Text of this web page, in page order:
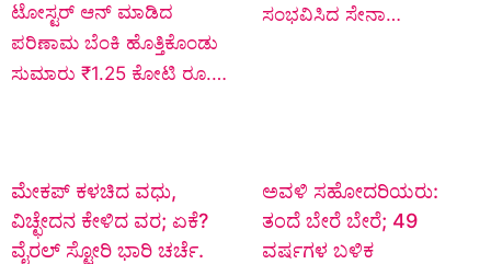
ಟೋಸ್ಟರ್ ಆನ್ ಮಾಡಿದ
ಪರಿಣಾಮ ಬೆಂಕಿ ಹೊತ್ತಿಕೊಂಡು
ಸುಮಾರು ₹1.25 ಕೋಟಿ ರೂ.…
ಸಂಭವಿಸಿದ ಸೇನಾ…
ಮೇಕಪ್ ಕಳಚಿದ ವಧು,
ವಿಚ್ಛೇದನ ಕೇಳಿದ ವರ; ಏಕೆ?
ವೈರಲ್ ಸ್ಟೋರಿ ಭಾರಿ ಚರ್ಚೆ.
ಅವಳಿ ಸಹೋದರಿಯರು:
ತಂದೆ ಬೇರೆ ಬೇರೆ; 49
ವರ್ಷಗಳ ಬಳಿಕ